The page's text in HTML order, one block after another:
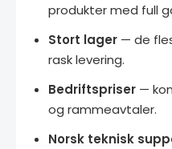
produkter med full
Stort lager — de
rask levering.
Bedriftspriser —
og rammeavtaler.
Norsk teknisk